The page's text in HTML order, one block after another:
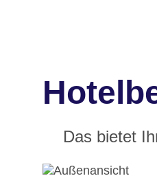
Das bietet